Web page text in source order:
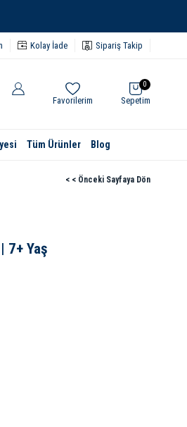
Kolay İade Sipariş Takip
Sepetim
0
Favorilerim
Tüm Ürünler Blog
< < Önceki Sayfaya Dön
7+ Yaş